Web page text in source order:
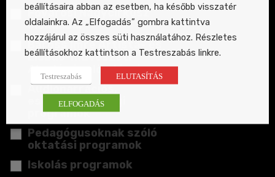
Fővárosi Nagycirkusz
előadásai
Baross Imre Artista- és
Előadó-művészeti
Akadémia előadásai
Audionarrációs,
esélyegyenlőségi
programok
Pedagógusoknak szóló
oktatási programok
Iskolás programok
beállításaira abban az esetben, ha később visszatér
oldalainkra. Az „Elfogadás” gombra kattintva
hozzájárul az összes süti használatához. Részletes
beállításokhoz kattintson a Testreszabás linkre.
Testreszabás ELUTASÍTÁS
ELFOGADÁS